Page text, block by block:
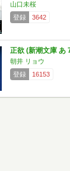
山口未桜
登録
3642
正欲 (新潮文庫 あ
朝井 リョウ
登録
16153